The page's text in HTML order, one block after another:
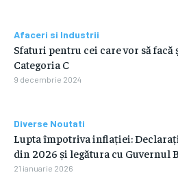
Afaceri si Industrii
​Sfaturi pentru cei care vor să facă
Categoria C
9 decembrie 2024
Diverse Noutati
Lupta împotriva inflației:
din 2026 și legătura cu Guvernul
21 ianuarie 2026